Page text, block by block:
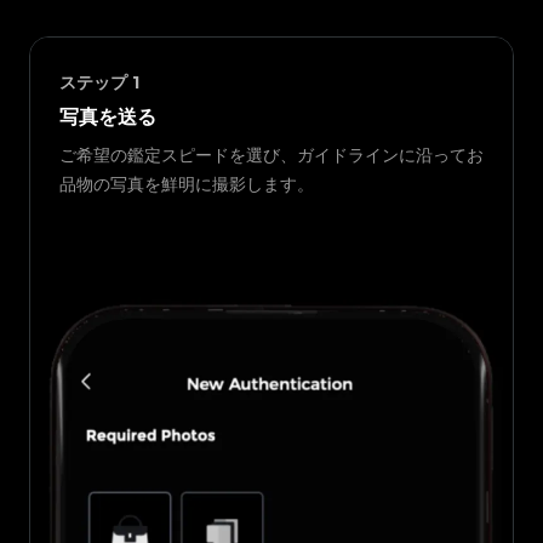
ステップ 1
写真を送る
ご希望の鑑定スピードを選び、ガイドラインに沿ってお
品物の写真を鮮明に撮影します。